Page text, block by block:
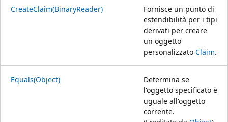
CreateClaim(BinaryReader)
Fornisce un punto di
estendibilità per i tipi
derivati per creare
un oggetto
personalizzato Claim.
Equals(Object)
Determina se
l'oggetto specificato è
uguale all'oggetto
corrente.